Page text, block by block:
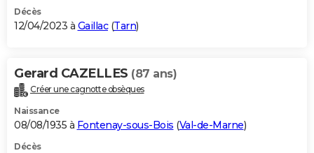
Décès
12/04/2023 à Gaillac(Tarn)
Gerard CAZELLES (87 ans)
Créer une cagnotte obsèques
Naissance
08/08/1935 à Fontenay-sous-Bois (Val-de-Marne)
Décès